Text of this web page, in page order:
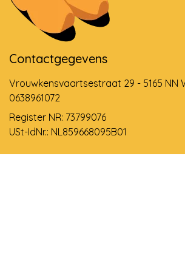
Contactgegevens
Vrouwkensvaartsestraat 29 - 5165 NN
0638961072
Register NR: 73799076
USt-IdNr.: NL859668095B01